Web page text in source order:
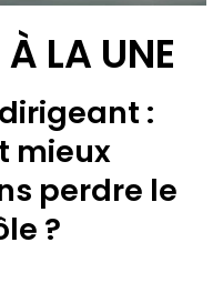
LA UNE
:
mieux
perdre le
?